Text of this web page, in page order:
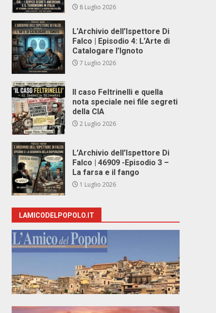
8 Luglio 2026
L’Archivio dell’Ispettore Di
Falco | Episodio 4: L’Arte di
Catalogare l’Ignoto
7 Luglio 2026
Il caso Feltrinelli e quella
nota speciale nei file segreti
della CIA
2 Luglio 2026
L’Archivio dell’Ispettore Di
Falco | 46909 -Episodio 3 –
La farsa e il fango
1 Luglio 2026
LAMICODELPOPOLO.IT